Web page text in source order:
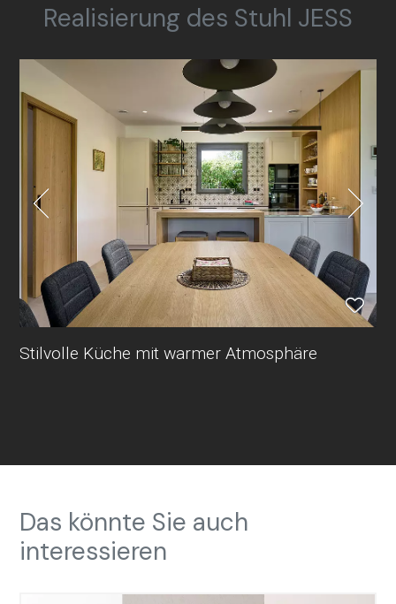
Realisierung des Stuhl JESS
Stilvolle Küche mit warmer Atmosphäre
Das könnte Sie auch
interessieren